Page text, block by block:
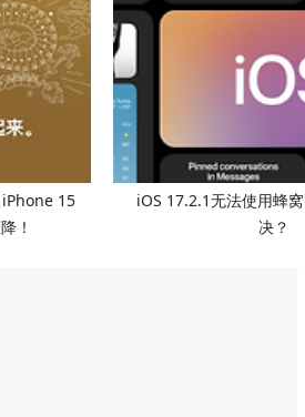
15
！
iOS 17.2.1无法使用蜂
决？